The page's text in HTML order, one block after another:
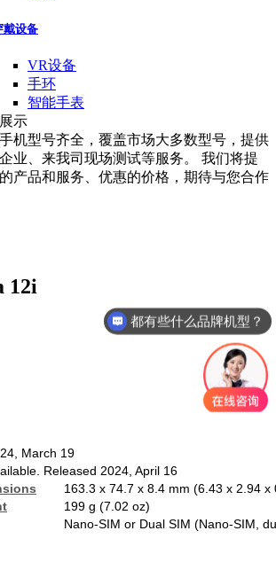
戴设备
VR设备
手环
智能手表
机型号齐全，覆盖市场大多数型号，提供
业、来我司现场测试等服务。 我们将提
产品和服务、优惠的价格，期待与您合作
12i
March 19
Released 2024, April 16
163.3 x 74.7 x 8.4 mm (6.43 x 2.94 x
199 g (7.02 oz)
Nano-SIM or Dual SIM (Nano-SIM,
都有些什么品牌机型？